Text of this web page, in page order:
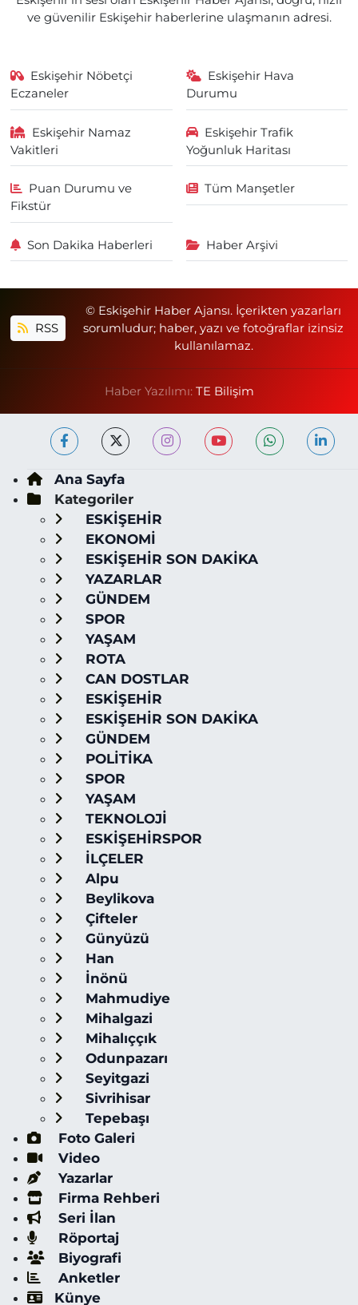
ve güvenilir Eskişehir haberlerine ulaşmanın adresi.
Eskişehir Nöbetçi
Eczaneler
Eskişehir Hava
Durumu
Eskişehir Namaz
Vakitleri
Eskişehir Trafik
Yoğunluk Haritası
Puan Durumu ve
Fikstür
Tüm Manşetler
Son Dakika Haberleri Haber Arşivi
RSS
© Eskişehir Haber Ajansı. İçerikten yazarları
sorumludur; haber, yazı ve fotoğraflar izinsiz
kullanılamaz.
Haber Yazılımı: TE Bilişim
Ana Sayfa
Kategoriler
ESKİŞEHİR
EKONOMİ
ESKİŞEHİR SON DAKİKA
YAZARLAR
GÜNDEM
SPOR
YAŞAM
ROTA
CAN DOSTLAR
ESKİŞEHİR
ESKİŞEHİR SON DAKİKA
GÜNDEM
POLİTİKA
SPOR
YAŞAM
TEKNOLOJİ
ESKİŞEHİRSPOR
İLÇELER
Alpu
Beylikova
Çifteler
Günyüzü
Han
İnönü
Mahmudiye
Mihalgazi
Mihalıççık
Odunpazarı
Seyitgazi
Sivrihisar
Tepebaşı
Foto Galeri
Video
Yazarlar
Firma Rehberi
Seri İlan
Röportaj
Biyografi
Anketler
Künye